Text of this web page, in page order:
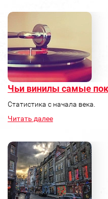
Чьи винилы самые
Статистика с начала века.
Читать далее